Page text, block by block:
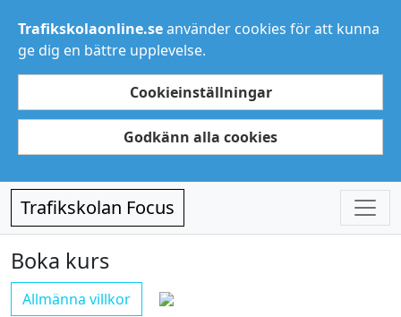
Trafikskolaonline.seanvänder cookies för att kunna
ge dig en bättre upplevelse.
Cookieinställningar
Godkänn alla cookies
Trafikskolan Focus
Boka kurs
Allmänna villkor